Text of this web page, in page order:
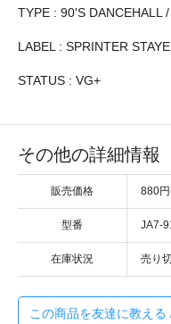
TYPE : 90'S DANCEHALL
LABEL : SPRINTER
STATUS : VG+
その他の詳細情報
販売価格 880
型番 JA7-
在庫状況 売り
この商品を友達に教え